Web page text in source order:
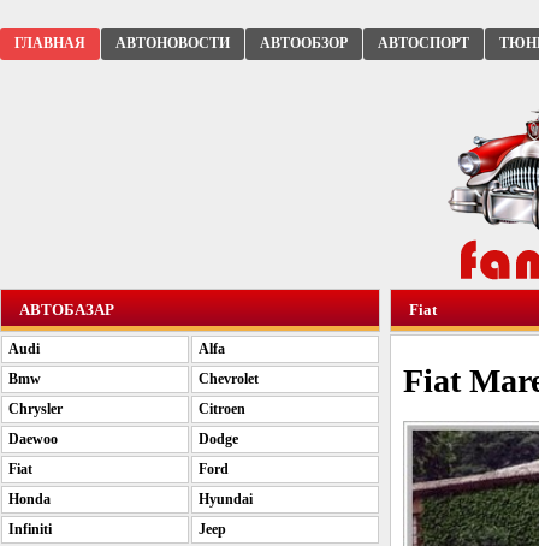
ГЛАВНАЯ АВТОНОВОСТИ АВТООБЗОР АВТОСПОРТ
Fiat
Fiat
АВТОБАЗАР
Audi
Alfa
Bmw
Chevrolet
Chrysler
Citroen
Daewoo
Dodge
Fiat
Ford
Honda
Hyundai
Infiniti
Jeep